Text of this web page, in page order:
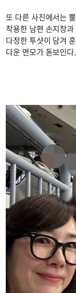
또 다른 사진에서는
착용한 남편 손지창
다정한 투샷이 담겨
다운 면모가 돋보인다.